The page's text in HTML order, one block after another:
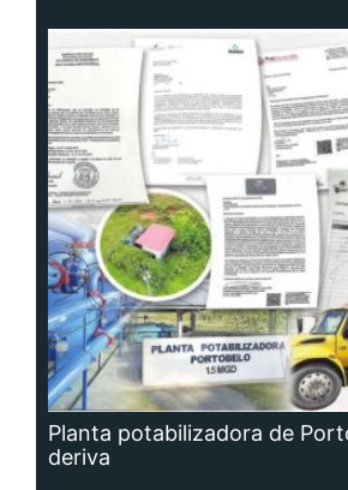
Planta potabilizadora de
deriva